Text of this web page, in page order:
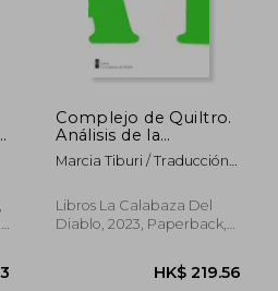
Complejo de Quiltro.
Análisis de la
humillación brasileña
(in Spanish)
Marcia Tiburi / Traducción
Libros La Calabaza Del
Diablo, 2023, Paperback,